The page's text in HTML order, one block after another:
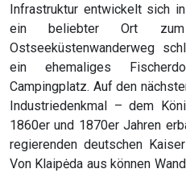
Infrastruktur entwickelt sich
ein beliebter Ort
Ostseeküstenwanderweg
ein ehemaliges
Campingplatz. Auf den
Industriedenkmal – dem
1860er und 1870er Jahren
regierenden deutschen
Von Klaipėda aus können